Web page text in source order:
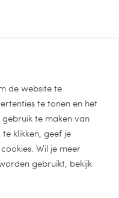
de website te
te tonen en het
te maken van
klikken, geef je
Wil je meer
gebruikt, bekijk